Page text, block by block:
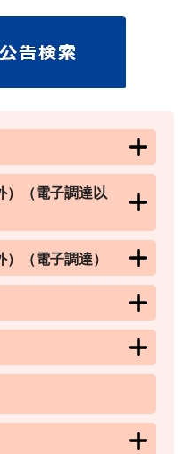
）（電子調達以
（電子調達）